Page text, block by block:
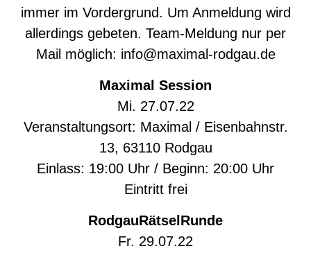
immer im Vordergrund. Um Anmeldung wird
allerdings gebeten. Team-Meldung nur per
Mail möglich: info@maximal-rodgau.de
Maximal Session
Mi. 27.07.22
Veranstaltungsort: Maximal / Eisenbahnstr.
13, 63110 Rodgau
Einlass: 19:00 Uhr / Beginn: 20:00 Uhr
Eintritt frei
RodgauRätselRunde
Fr. 29.07.22